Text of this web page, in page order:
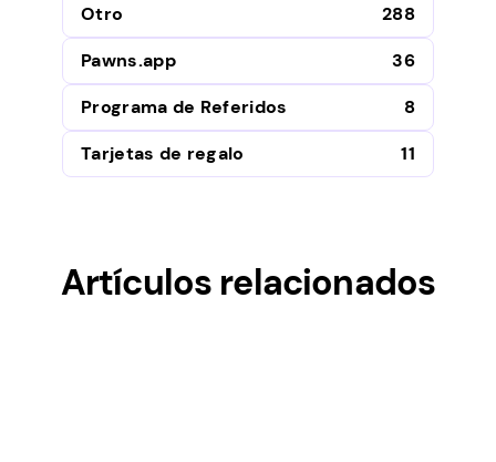
Otro
288
Pawns.app
36
Programa de Referidos
8
Tarjetas de regalo
11
Artículos relacionados